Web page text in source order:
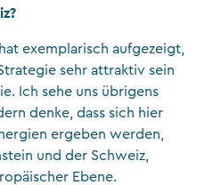
exemplarisch aufgezeigt,
sehr attraktiv sein
Ich sehe uns übrigens
denke, dass sich hier
ergeben werden,
und der Schweiz,
Ebene.